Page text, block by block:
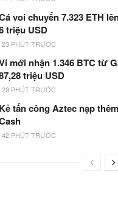
voi chuyển 7.323 ETH
triệu USD
23 PHÚT TRƯỚC
mới nhận 1.346 BTC từ
triệu USD
29 PHÚT TRƯỚC
Kẻ tấn công Aztec nạp
42 PHÚT TRƯỚC